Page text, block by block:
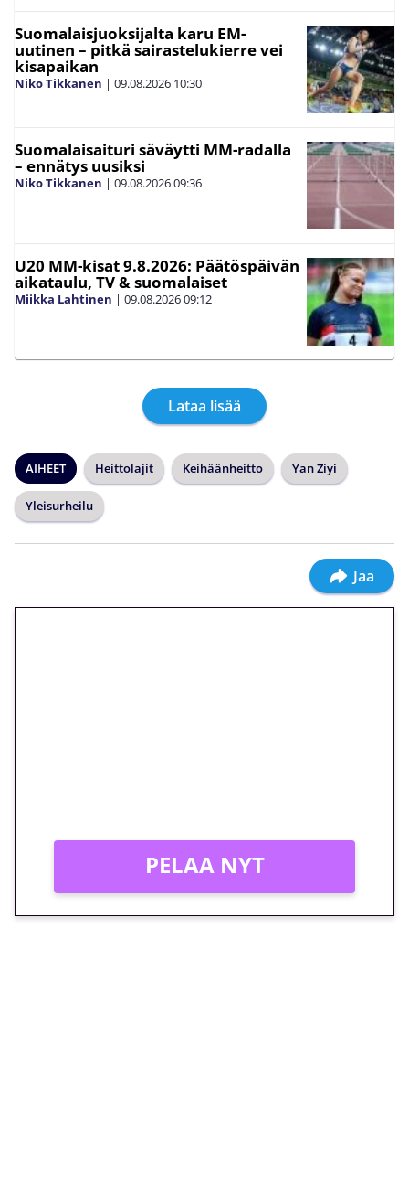
Suomalaisjuoksijalta karu EM-
uutinen – pitkä sairastelukierre vei
kisapaikan
Niko Tikkanen | 09.08.2026 10:30
Suomalaisaituri säväytti MM-radalla
– ennätys uusiksi
Niko Tikkanen | 09.08.202609:36
U20 MM-kisat 9.8.2026: Päätöspäivän
aikataulu, TV & suomalaiset
Miikka Lahtinen | 09.08.202609:12
Lataa lisää
AIHEET Heittolajit Keihäänheitto Yan Ziyi
Yleisurheilu
Jaa
PELAA NYT